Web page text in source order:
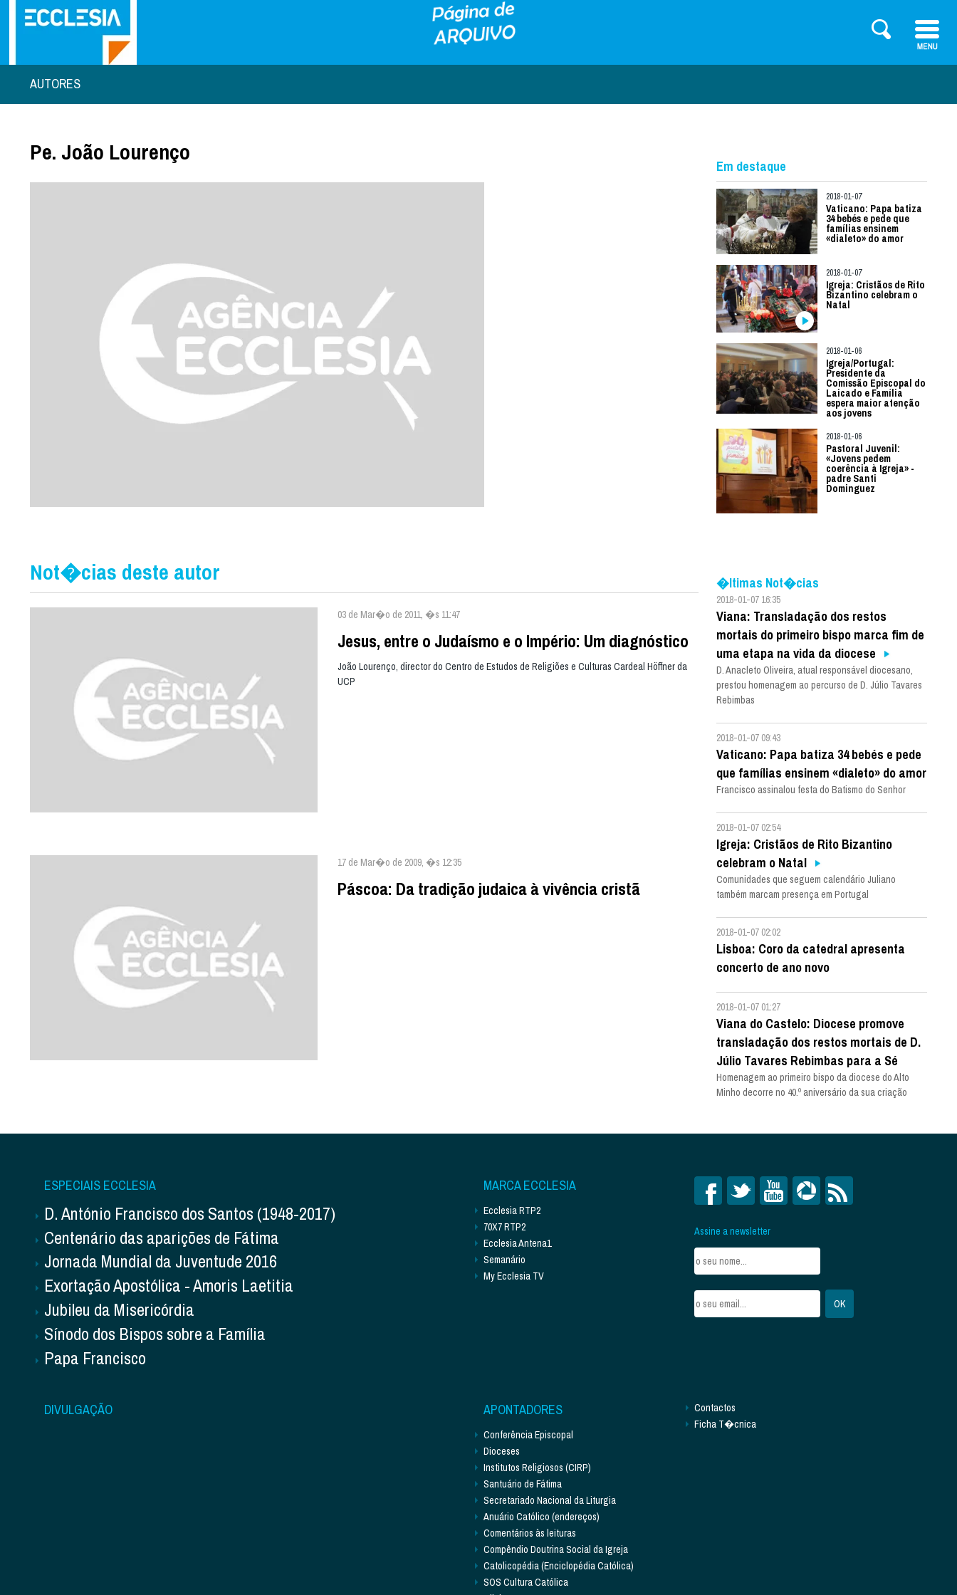
AUTORES
Pe. João Lourenço
Em destaque
2018-01-07
Vaticano: Papa batiza
34 bebés e pede que
famílias ensinem
«dialeto» do amor
2018-01-07
Igreja: Cristãos de Rito
Bizantino celebram o
Natal
2018-01-06
Igreja/Portugal:
Presidente da
Comissão Episcopal do
Laicado e Família
espera maior atenção
aos jovens
2018-01-06
Pastoral Juvenil:
«Jovens pedem
coerência à Igreja» -
padre Santi
Dominguez
Not�cias deste autor
03 de Mar�o de 2011, �s 11:47
Jesus, entre o Judaísmo e o Império: Um diagnóstico
João Lourenço, director do Centro de Estudos de Religiões e Culturas Cardeal Höffner da
UCP
17 de Mar�o de 2009, �s 12:35
Páscoa: Da tradição judaica à vivência cristã
�ltimas Not�cias
2018-01-07 16:35
Viana: Transladação dos restos
mortais do primeiro bispo marca fim de
uma etapa na vida da diocese
D. Anacleto Oliveira, atual responsável diocesano,
prestou homenagem ao percurso de D. Júlio Tavares
Rebimbas
2018-01-07 09:43
Vaticano: Papa batiza 34 bebés e pede
que famílias ensinem «dialeto» do amor
Francisco assinalou festa do Batismo do Senhor
2018-01-07 02:54
Igreja: Cristãos de Rito Bizantino
celebram o Natal
Comunidades que seguem calendário Juliano
também marcam presença em Portugal
2018-01-07 02:02
Lisboa: Coro da catedral apresenta
concerto de ano novo
2018-01-07 01:27
Viana do Castelo: Diocese promove
transladação dos restos mortais de D.
Júlio Tavares Rebimbas para a Sé
Homenagem ao primeiro bispo da diocese do Alto
Minho decorre no 40.º aniversário da sua criação
ESPECIAIS ECCLESIA
D. António Francisco dos Santos (1948-2017)
Centenário das aparições de Fátima
Jornada Mundial da Juventude 2016
Exortação Apostólica - Amoris Laetitia
Jubileu da Misericórdia
Sínodo dos Bispos sobre a Família
Papa Francisco
MARCA ECCLESIA
Ecclesia RTP2
70X7 RTP2
Ecclesia Antena1
Semanário
My Ecclesia TV
Assine a newsletter
DIVULGAÇÃO APONTADORES
Conferência Episcopal
Dioceses
Institutos Religiosos (CIRP)
Santuário de Fátima
Secretariado Nacional da Liturgia
Anuário Católico (endereços)
Comentários às leituras
Compêndio Doutrina Social da Igreja
Catolicopédia (Enciclopédia Católica)
SOS Cultura Católica
Contactos
Ficha T�cnica